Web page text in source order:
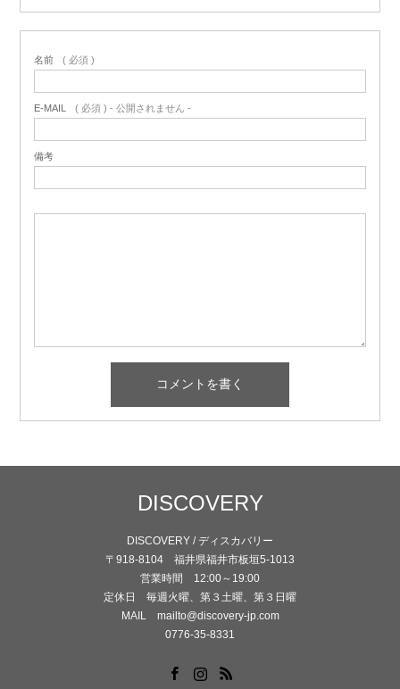
名前 ( 必須 )
E-MAIL ( 必須 ) - 公開されません -
備考
DISCOVERY
DISCOVERY / ディスカバリー
〒918-8104 福井県福井市板垣5-1013
営業時間 12:00～19:00
定休日 毎週火曜、第３土曜、第３日曜
MAIL mailto@discovery-jp.com
0776-35-8331